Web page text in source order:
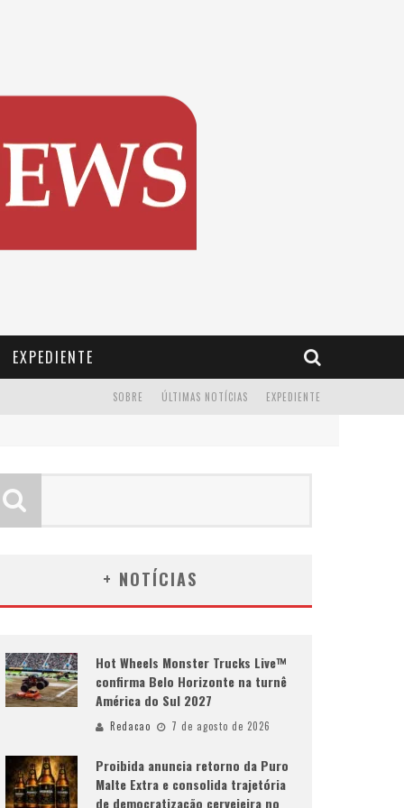
EXPEDIENTE
EXPEDIENTE
ÚLTIMAS NOTÍCIAS
SOBRE
+ NOTÍCIAS
Hot Wheels Monster Trucks Live™
confirma Belo Horizonte na turnê
América do Sul 2027
Redacao 7 de agosto de 2026
Proibida anuncia retorno da Puro
Malte Extra e consolida trajetória
de democratização cervejeira no